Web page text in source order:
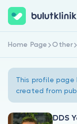
Sign Up
Home Page Other
This profile
created from
DDS